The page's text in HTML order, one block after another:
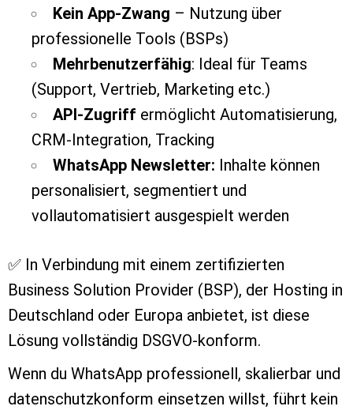
Kein App-Zwang – Nutzung über
professionelle Tools (BSPs)
Mehrbenutzerfähig: Ideal für Teams
(Support, Vertrieb, Marketing etc.)
API-Zugriff ermöglicht Automatisierung,
CRM-Integration, Tracking
WhatsApp Newsletter: Inhalte können
personalisiert, segmentiert und
vollautomatisiert ausgespielt werden
✅ In Verbindung mit einem zertifizierten
Business Solution Provider (BSP), der Hosting in
Deutschland oder Europa anbietet, ist diese
Lösung vollständig DSGVO-konform.
Wenn du WhatsApp professionell, skalierbar und
datenschutzkonform einsetzen willst, führt kein